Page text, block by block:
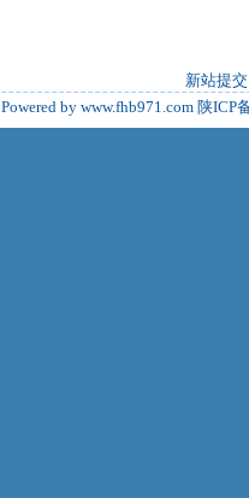
新站提交
Powered by www.fhb971.com 陕ICP